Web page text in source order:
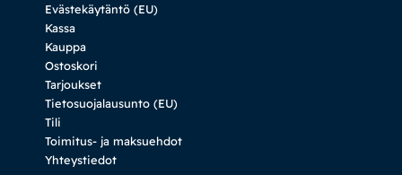
Evästekäytäntö (EU)
Kassa
Kauppa
Ostoskori
Tarjoukset
Tietosuojalausunto (EU)
Tili
Toimitus- ja maksuehdot
Yhteystiedot